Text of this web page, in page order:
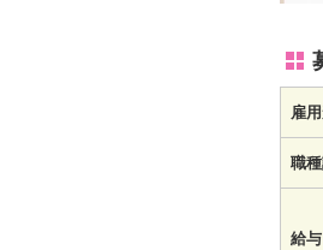
雇
職
給与